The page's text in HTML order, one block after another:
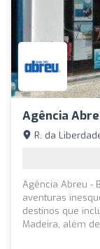
Agência
R. da
Agência Abreu -
aventuras
destinos que
Madeira, além